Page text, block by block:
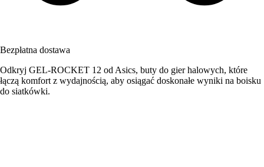
Bezpłatna dostawa
Odkryj GEL-ROCKET 12 od Asics, buty do gier halowych, które
łączą komfort z wydajnością, aby osiągać doskonałe wyniki na boisku
do siatkówki.